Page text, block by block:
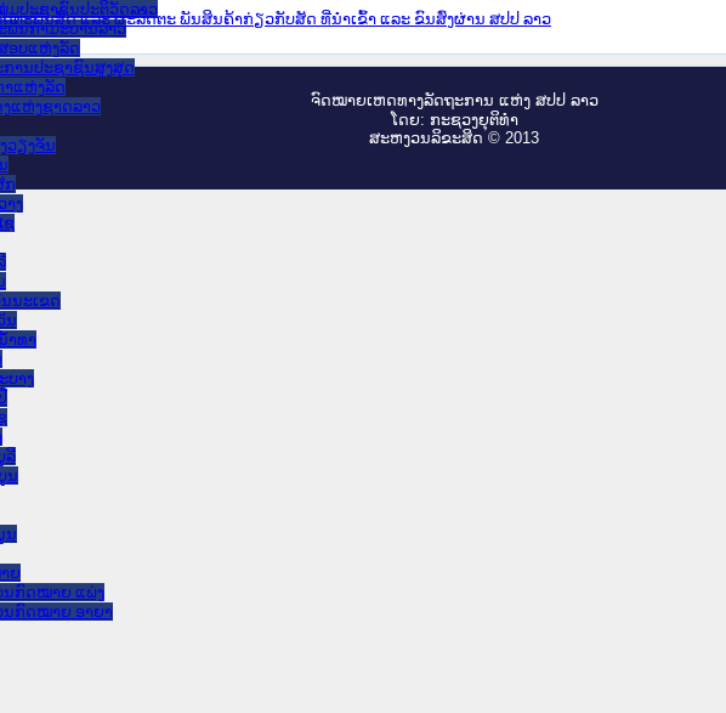
ມປະຊາຊົນປະຕິວັດລາວ
ພັນກຳມະບານລາວ
ອບແຫ່ງລັດ
ການປະຊາຊົນສູງສຸດ
າແຫ່ງລັດ
ແຫ່ງຊາດລາວ
ວຽງຈັນ
ກ
າງ
ຊ
ນະເຂດ
ນ
າທາ
ບາງ
ລີ
ນ
ນ
ຍ
ນກົດໝາຍ ແພ່ງ
ນກົດໝາຍ ອາຍາ
ຕະພັນສັດ ແລະ ຜະລິດຕະ ພັນສິນຄ້າກ່ຽວກັບສັດ ທີ່ນຳເຂົ້າ ແລະ ຂົນສົ່ງຜ່ານ ສປປ ລາວ
ຈົດ​ໝາຍ​ເຫດ​ທາງ​ລັດ​ຖະ​ການ ແຫ່ງ ສ​ປ​ປ ລາວ
ໂດຍ: ກະ​ຊວງຍຸ​ຕິ​ທຳ
ສະ​ຫງວນ​ລິ​ຂະ​ສິດ © 2013